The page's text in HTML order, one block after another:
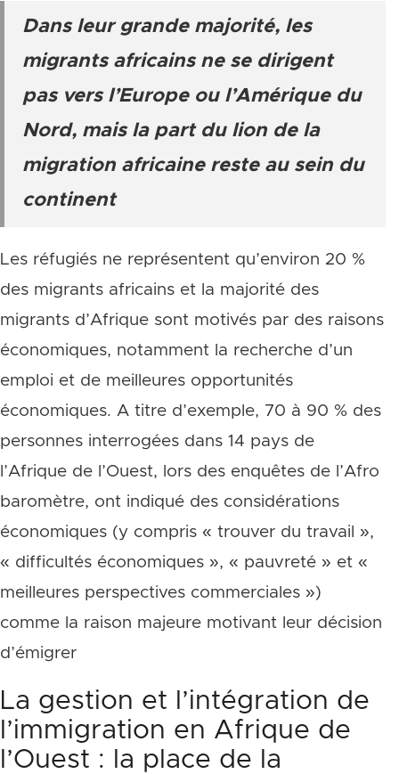
Dans leur grande majorité, les
migrants africains ne se dirigent
pas vers l’Europe ou l’Amérique du
Nord, mais la part du lion de la
migration africaine reste au sein du
continent
Les réfugiés ne représentent qu’environ 20 %
des migrants africains et la majorité des
migrants d’Afrique sont motivés par des raisons
économiques, notamment la recherche d’un
emploi et de meilleures opportunités
économiques. A titre d’exemple, 70 à 90 % des
personnes interrogées dans 14 pays de
l’Afrique de l’Ouest, lors des enquêtes de l’Afro
baromètre, ont indiqué des considérations
économiques (y compris « trouver du travail »,
« difficultés économiques », « pauvreté » et «
meilleures perspectives commerciales »)
comme la raison majeure motivant leur décision
d’émigrer
La gestion et l’intégration de
l’immigration en Afrique de
l’Ouest : la place de la